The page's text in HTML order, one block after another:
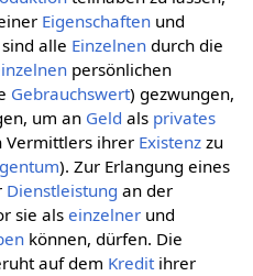
Eigenschaftenund
alle Einzelnendurch die
persönlichen
Gebrauchswert) gezwungen,
um an Geld als privates
Vermittlers ihrer Existenzzu
). Zur Erlangung eines
Dienstleistung an der
sie als einzelnerund
können, dürfen. Die
auf dem Kreditihrer